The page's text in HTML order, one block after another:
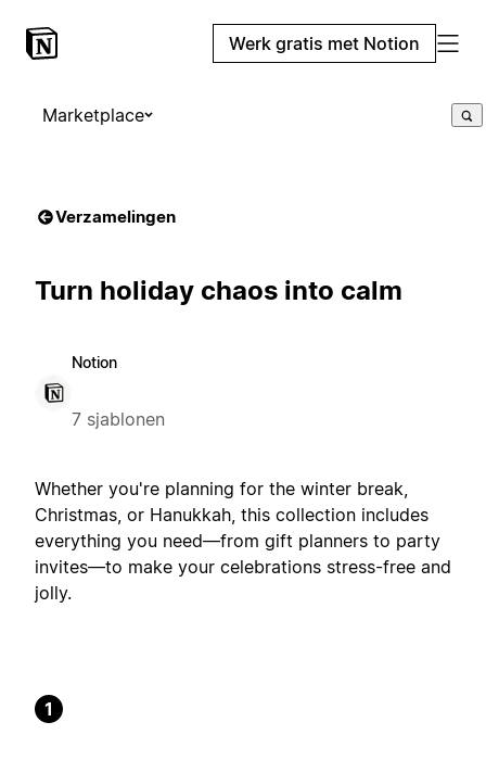
Werk gratis met Notion
Marketplace
Verzamelingen
Turn holiday chaos into calm
Notion
7 sjablonen
Whether you're planning for the winter break,
Christmas, or Hanukkah, this collection includes
everything you need—from gift planners to party
invites—to make your celebrations stress-free and
jolly.
1